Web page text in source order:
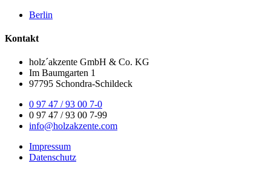
Berlin
Kontakt
holz´akzente GmbH & Co. KG
Im Baumgarten 1
97795 Schondra-Schildeck
0 97 47 / 93 00 7-0
0 97 47 / 93 00 7-99
info@holzakzente.com
Impressum
Datenschutz